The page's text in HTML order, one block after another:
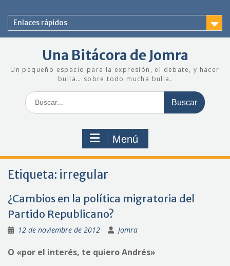
contenido
Enlaces rápidos
Una Bitácora de Jomra
Un pequeño espacio para la expresión, el debate, y hacer
bulla… sobre todo mucha bulla.
Buscar:
Menú
Etiqueta: irregular
¿Cambios en la política migratoria del
Partido Republicano?
12 de noviembre de 2012 Jomra
O «por el interés, te quiero Andrés»